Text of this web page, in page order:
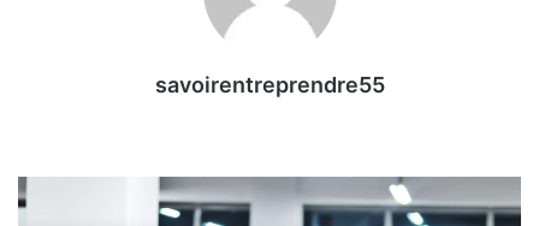
savoirentreprendre55